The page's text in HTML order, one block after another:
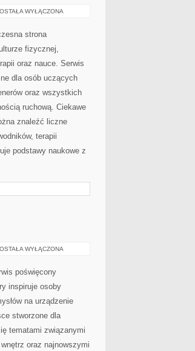
WYŁĄCZONA
strona
fizycznej,
oraz nauce. Serwis
dla osób uczących
oraz wszystkich
ruchową. Ciekawe
znaleźć liczne
terapii
podstawy naukowe z
WYŁĄCZONA
poświęcony
inspiruje osoby
na urządzenie
stworzone dla
tematami związanymi
oraz najnowszymi